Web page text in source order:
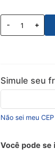
Simule seu
Não sei meu CEP
Você pode se